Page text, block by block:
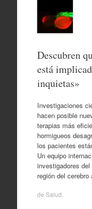
Descubren
está
inquietas»
Investigaciones
hacen posible
terapias más
hormigueos
los pacientes
Un equipo
investigadores
región del
de Salud